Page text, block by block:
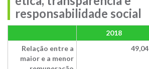
responsabilidade social
2018
Relação entre a
maior e a menor
49,04